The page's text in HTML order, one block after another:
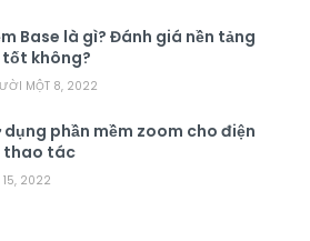
Base là gì? Đánh giá nền tảng
tốt không?
MỘT 8, 2022
dụng phần mềm zoom cho điện
thao tác
15, 2022